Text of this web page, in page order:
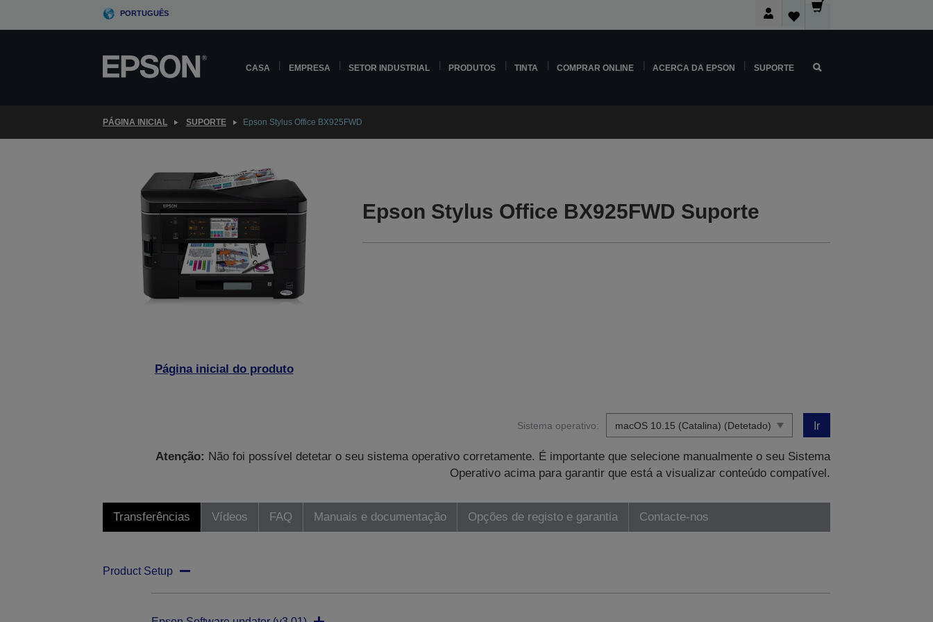
PORTUGUÊS
CASA EMPRESA SETOR INDUSTRIAL PRODUTOS TINTA COMPRAR ONLINE ACERCA DA EPSON SUPORTE
PÁGINA INICIAL SUPORTE Epson Stylus Office BX925FWD
Página inicial do produto
Epson Stylus Office BX925FWD Suporte
Sistema operativo: Ir
Atenção: Não foi possível detetar o seu sistema operativo corretamente. É importante que selecione manualmente o seu Sistema
Operativo acima para garantir que está a visualizar conteúdo compatível.
Transferências Vídeos FAQ Manuais e documentação Opções de registo e garantia Contacte-nos
Product Setup